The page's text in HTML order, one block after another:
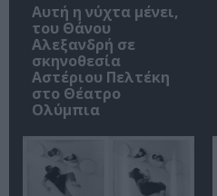
Αυτή η νύχτα μένει,
του Θάνου
Αλεξανδρή σε
σκηνοθεσία
Αστέριου Πελτέκη
στο Θέατρο
Ολύμπια